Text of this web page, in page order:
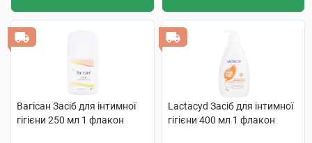
Вагісан Засіб для інтимної
гігієни 250 мл 1 флакон
Lactacyd Засіб для інтимної
гігієни 400 мл 1 флакон